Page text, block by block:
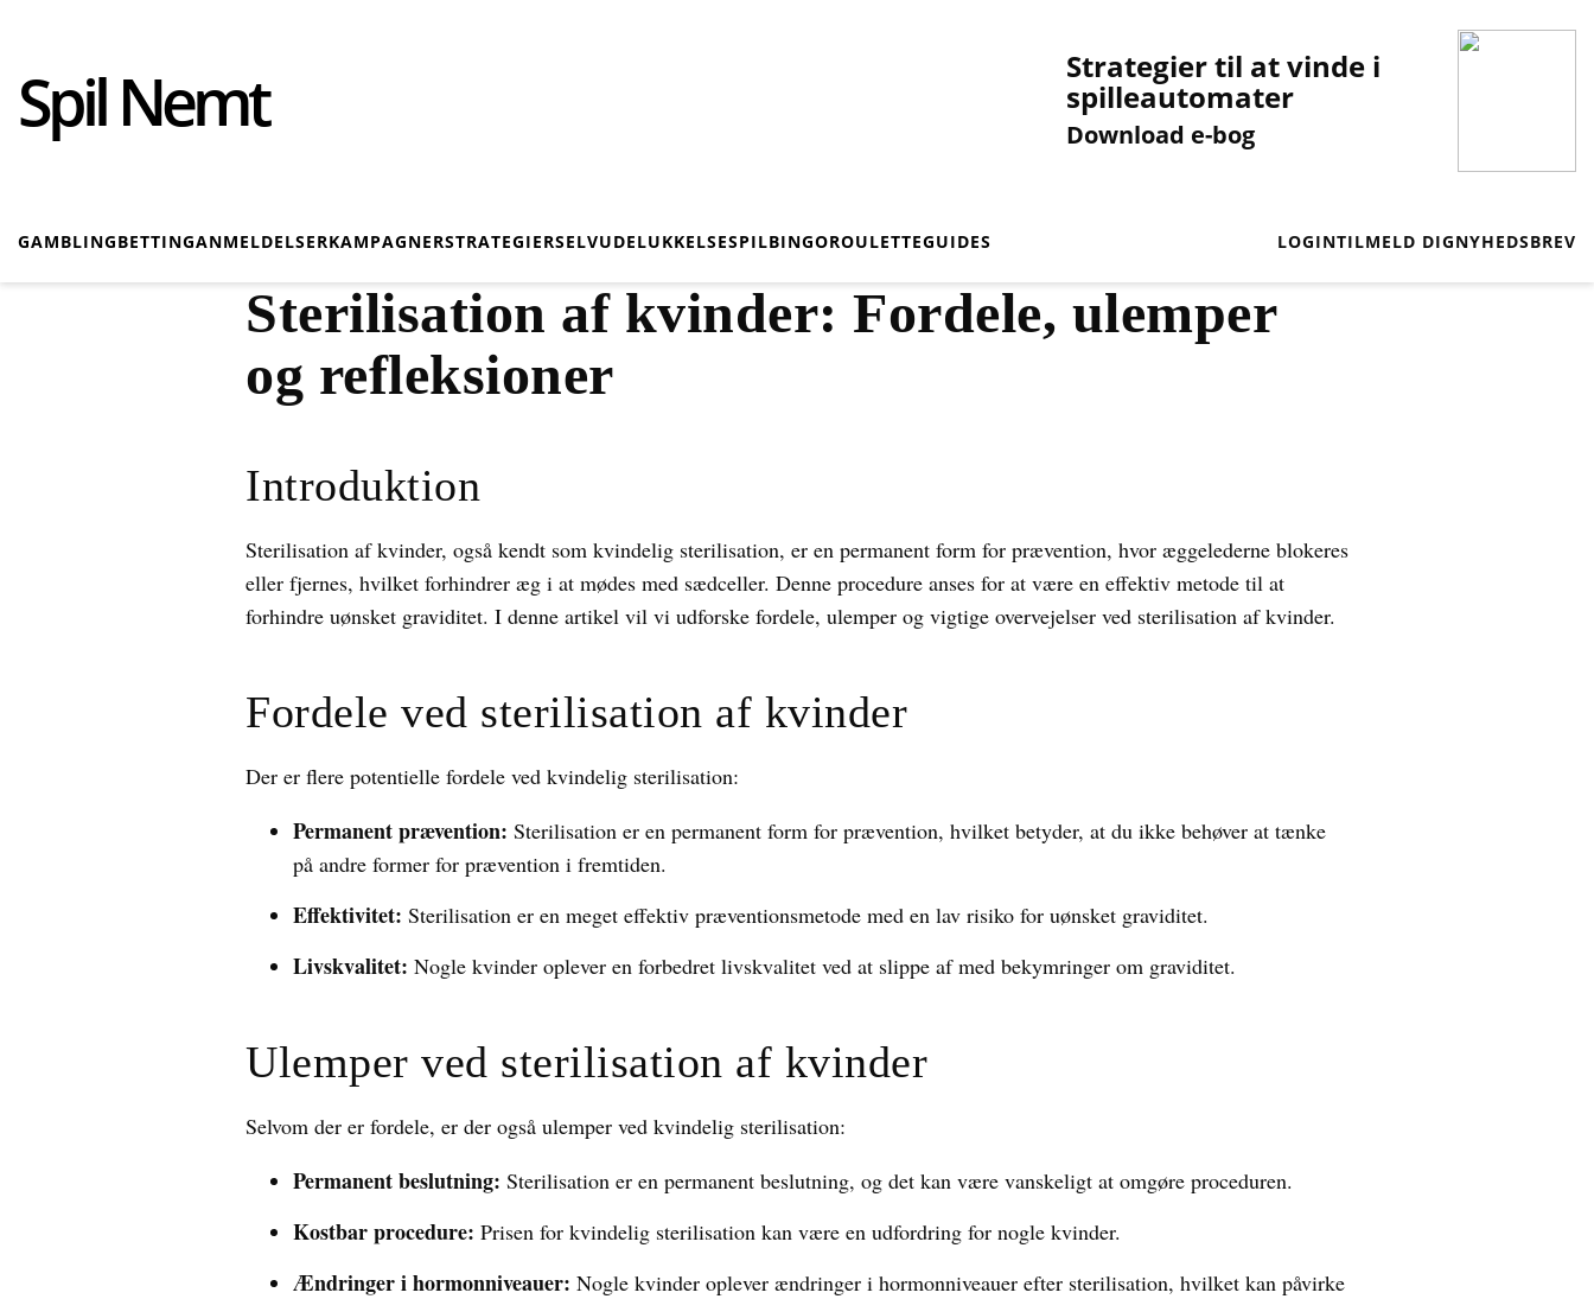
Spil Nemt Strategier til at vinde i
spilleautomater
Download e-bog
GAMBLINGBETTINGANMELDELSERKAMPAGNERSTRATEGIERSELVUDELUKKELSESPILBINGOROULETTEGUIDES LOGINTILMELD DIGNYHEDSBREV
Sterilisation af kvinder: Fordele, ulemper
og refleksioner
Introduktion
Sterilisation af kvinder, også kendt som kvindelig sterilisation, er en permanent form for prævention, hvor æggelederne blokeres
eller fjernes, hvilket forhindrer æg i at mødes med sædceller. Denne procedure anses for at være en effektiv metode til at
forhindre uønsket graviditet. I denne artikel vil vi udforske fordele, ulemper og vigtige overvejelser ved sterilisation af kvinder.
Fordele ved sterilisation af kvinder
Der er flere potentielle fordele ved kvindelig sterilisation:
Permanent prævention: Sterilisation er en permanent form for prævention, hvilket betyder, at du ikke behøver at tænke
på andre former for prævention i fremtiden.
Effektivitet: Sterilisation er en meget effektiv præventionsmetode med en lav risiko for uønsket graviditet.
Livskvalitet: Nogle kvinder oplever en forbedret livskvalitet ved at slippe af med bekymringer om graviditet.
Ulemper ved sterilisation af kvinder
Selvom der er fordele, er der også ulemper ved kvindelig sterilisation:
Permanent beslutning: Sterilisation er en permanent beslutning, og det kan være vanskeligt at omgøre proceduren.
Kostbar procedure: Prisen for kvindelig sterilisation kan være en udfordring for nogle kvinder.
Ændringer i hormonniveauer: Nogle kvinder oplever ændringer i hormonniveauer efter sterilisation, hvilket kan påvirke